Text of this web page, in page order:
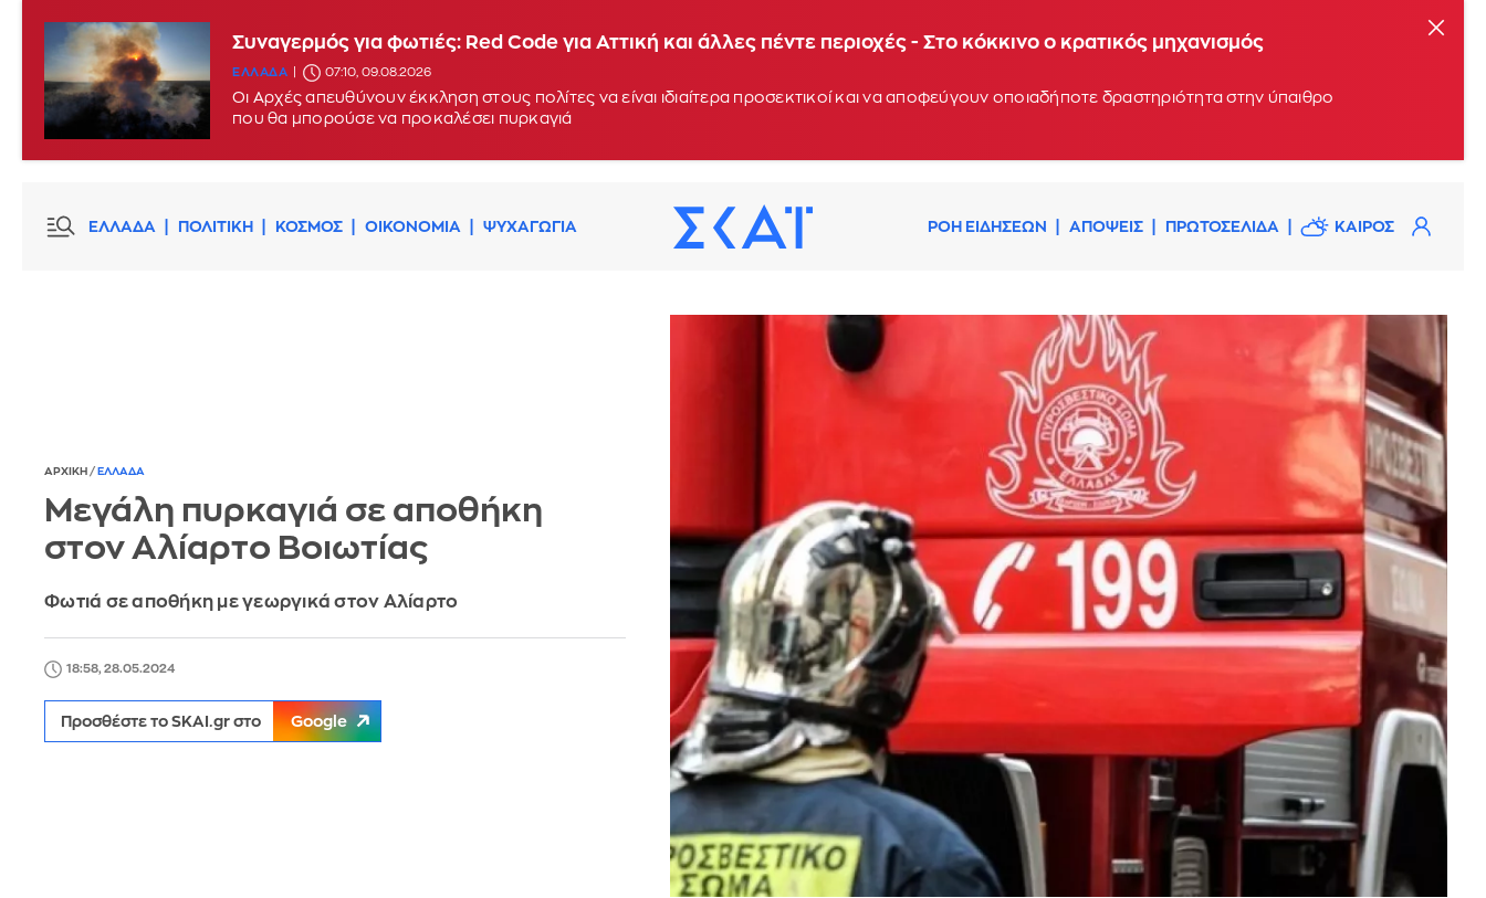
Συναγερμός για φωτιές: Red Code για Αττική και άλλες πέντε περιοχές - Στο κόκκινο ο κρατικός μηχανισμός
ΕΛΛΑΔΑ 07:10, 09.08.2026
Οι Αρχές απευθύνουν έκκληση στους πολίτες να είναι ιδιαίτερα προσεκτικοί και να αποφεύγουν οποιαδήποτε δραστηριότητα στην ύπαιθρο
που θα μπορούσε να προκαλέσει πυρκαγιά
ΕΛΛΑΔΑ ΠΟΛΙΤΙΚΗ ΚΟΣΜΟΣ ΟΙΚΟΝΟΜΙΑ ΨΥΧΑΓΩΓΙΑ ΡΟΗ ΕΙΔΗΣΕΩΝ ΑΠΟΨΕΙΣ ΠΡΩΤΟΣΕΛΙΔΑ ΚΑΙΡΟΣ
ΑΡΧΙΚΗ / ΕΛΛΑΔΑ
Μεγάλη πυρκαγιά σε αποθήκη
στον Αλίαρτο Βοιωτίας
Φωτιά σε αποθήκη με γεωργικά στον Αλίαρτο
18:58, 28.05.2024
Προσθέστε το SKAI.gr στο Google